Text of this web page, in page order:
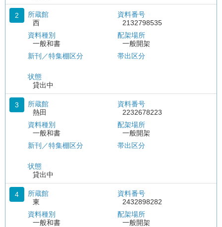
2
所蔵館
西
資料種別
一般和書
新刊／特集棚区分
状態
貸出中
資料番号
2132798535
配架場所
一般開架
帯出区分
3
所蔵館
熱田
資料種別
一般和書
新刊／特集棚区分
状態
貸出中
資料番号
2232678223
配架場所
一般開架
帯出区分
4
所蔵館
東
資料種別
一般和書
資料番号
2432898282
配架場所
一般開架